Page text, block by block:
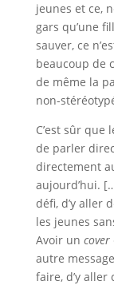
jeunes et ce,
gars qu’une
sauver, ce
beaucoup de
de même la
non-
C’est sûr que
de parler
directement
aujourd’hui.
défi, d’y aller
les jeunes
Avoir un cover
autre
faire, d’y aller